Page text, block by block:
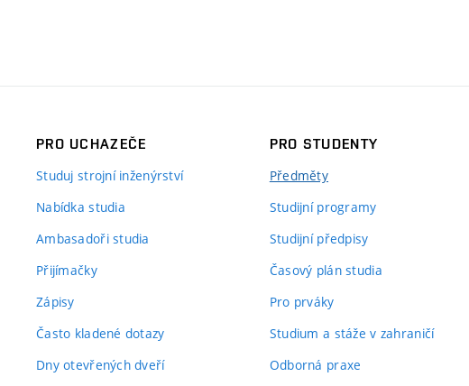
PRO UCHAZEČE
Studuj strojní inženýrství
Nabídka studia
Ambasadoři studia
Přijímačky
Zápisy
Často kladené dotazy
Dny otevřených dveří
PRO STUDENTY
Předměty
Studijní programy
Studijní předpisy
Časový plán studia
Pro prváky
Studium a stáže v zahraničí
Odborná praxe